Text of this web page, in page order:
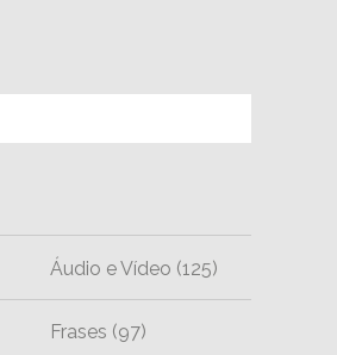
Áudio e Vídeo (125)
Frases (97)